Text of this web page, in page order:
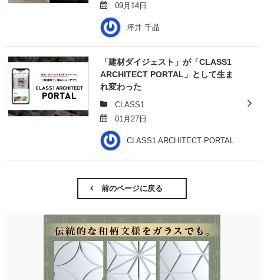
09月14日
坪井 千晶
「建材ダイジェスト」が「CLASS1
ARCHITECT PORTAL」として生ま
れ変わった
CLASS1
01月27日
CLASS1 ARCHITECT PORTAL
前のページに戻る